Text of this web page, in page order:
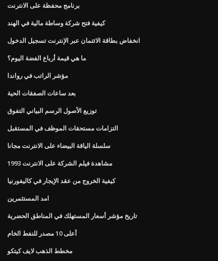
برنامج محفظة على الانترنت
كيفية فتح شركة وساطة مالية في الهند
انخفاض بطاقة الائتمان عبر الإنترنت تسجيل الدخول
ما هي قيمة أرباع الفضة اليوم؟
مؤشر الراتب في رواندا
بعد ساعات الصفقات الحية
توزيع الأصول الرسم البياني التفوق
التزامات مستحقات الموظف في المستقبل
سلسلة الياقة البيضاء على الانترنت مجانا
مشاهدة فيلم الشركة على الانترنت 1993
كيفية الخروج من عقد الإيجار في كاليفورنيا
امد المستثمرين
تاريخ مؤشر أسعار المستهلك في المناطق الحضرية
أعلى 10 مصدر للنفط الخام
مخطط الذهب لايف كيتكو